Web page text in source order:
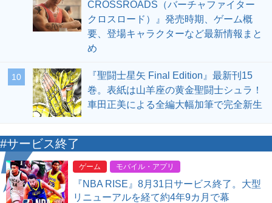
CROSSROADS（バーチャファイター
クロスロード）』発売時期、ゲーム概
要、登場キャラクターなど最新情報まと
め
10
『聖闘士星矢 Final Edition』最新刊15
巻。表紙は山羊座の黄金聖闘士シュラ！
車田正美による全編大幅加筆で完全新生
#サービス終了
ゲーム モバイル・アプリ
『NBA RISE』8月31日サービス終了。大型
リニューアルを経て約4年9カ月で幕